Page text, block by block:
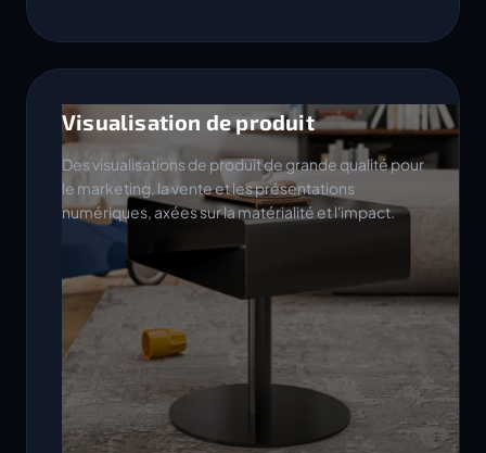
Visualisation de produit
Des visualisations de produit de grande qualité pour
le marketing, la vente et les présentations
numériques, axées sur la matérialité et l'impact.